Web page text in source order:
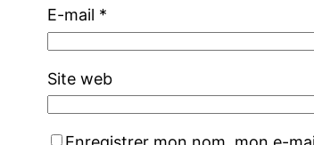
E-mail *
Site web